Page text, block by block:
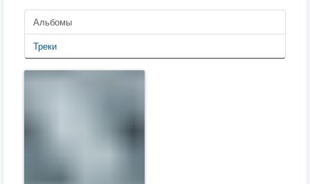
Альбомы
Треки